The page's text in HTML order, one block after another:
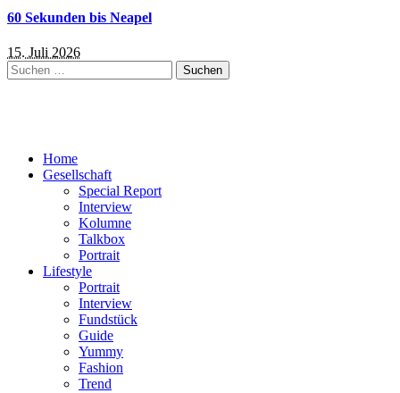
60 Sekunden bis Neapel
15. Juli 2026
Suchen
nach:
Home
Gesellschaft
Special Report
Interview
Kolumne
Talkbox
Portrait
Lifestyle
Portrait
Interview
Fundstück
Guide
Yummy
Fashion
Trend